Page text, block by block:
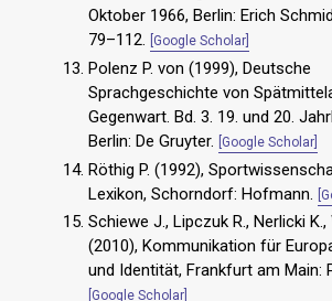
Oktober 1966, Berlin: Erich
79–112.
[Google Scholar]
Polenz P. von (1999), Deutsche
Sprachgeschichte von
Gegenwart. Bd. 3. 19. und 20.
Berlin: De Gruyter.
[Google Scholar]
Röthig P. (1992),
Lexikon, Schorndorf: Hofmann.
Schiewe J., Lipczuk R., Nerlicki K.,
(2010), Kommunikation für
und Identität, Frankfurt am Main:
[Google Scholar]